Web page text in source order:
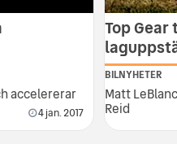
accelererar
4 jan. 2017
Top
BILNYHETER
Matt
Reid